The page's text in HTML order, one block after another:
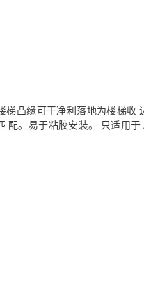
梯凸缘可干净利落地为楼梯收
配。易于粘胶安装。 只适用